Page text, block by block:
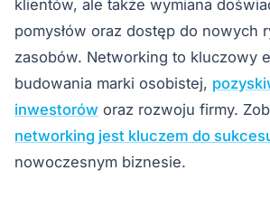
klientów, ale także wymiana
pomysłów oraz dostęp do nowych
zasobów. Networking to kluczowy
budowania marki osobistej,
inwestorów oraz rozwoju firmy.
networking jest kluczem do
nowoczesnym biznesie.